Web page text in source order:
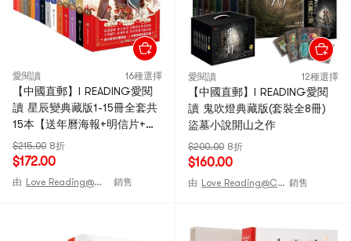
愛閱讀 16種選擇
【中國直郵】I READING愛閱
讀 星辰變典藏版1-15冊全套共
15本【送年曆海報+明信片+書
籤】官方自營正版 星辰變典藏
版
$215.00 8折
$172.00
由 Love Reading@CHINA 銷售
愛閱讀 12種選擇
【中國直郵】I READING愛閱
讀 鬼吹燈典藏版(套裝全8冊)
盜墓小說開山之作
$200.00 8折
$160.00
由 Love Reading@CHINA 銷售